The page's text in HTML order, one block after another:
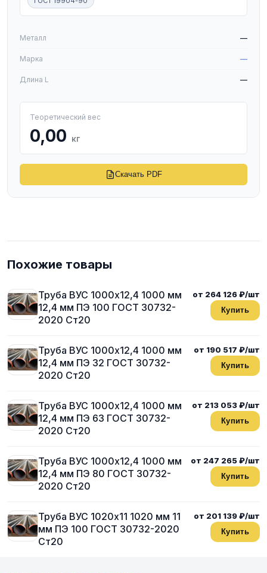
Металл —
Марка —
Длина L —
Теоретический вес
0,00 кг
Скачать PDF
Похожие товары
Труба ВУС 1000х12,4 1000 мм
12,4 мм ПЭ 100 ГОСТ 30732-
2020 Ст20
от 264 126 ₽/шт
Купить
Труба ВУС 1000х12,4 1000 мм
12,4 мм ПЭ 32 ГОСТ 30732-
2020 Ст20
от 190 517 ₽/шт
Купить
Труба ВУС 1000х12,4 1000 мм
12,4 мм ПЭ 63 ГОСТ 30732-
2020 Ст20
от 213 053 ₽/шт
Купить
Труба ВУС 1000х12,4 1000 мм
12,4 мм ПЭ 80 ГОСТ 30732-
2020 Ст20
от 247 265 ₽/шт
Купить
Труба ВУС 1020х11 1020 мм 11
мм ПЭ 100 ГОСТ 30732-2020
Ст20
от 201 139 ₽/шт
Купить